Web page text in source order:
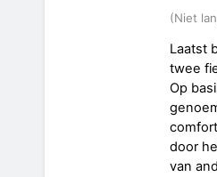
(Niet
Laatst
twee
Op
door
van